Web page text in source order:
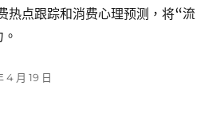
热点跟踪和消费心理预测，将“流
4 月 19 日